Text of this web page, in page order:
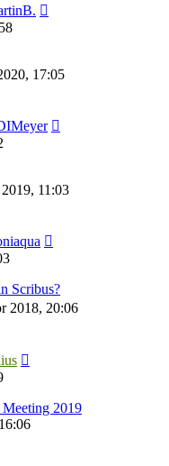
17:05
11:03
Scribus?
2018, 20:06
2019